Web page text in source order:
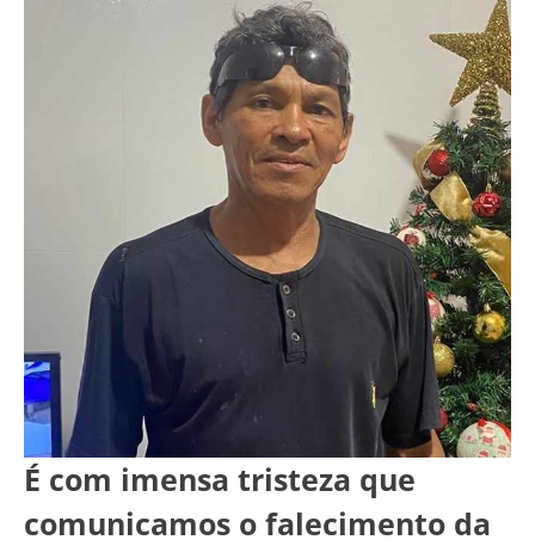
É com imensa tristeza que
comunicamos o falecimento da